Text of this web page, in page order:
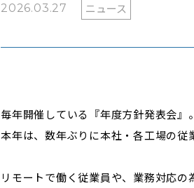
2026.03.27 ニュース
毎年開催している『年度方針発表会』。
本年は、数年ぶりに本社・各工場の従
リモートで働く従業員や、業務対応の